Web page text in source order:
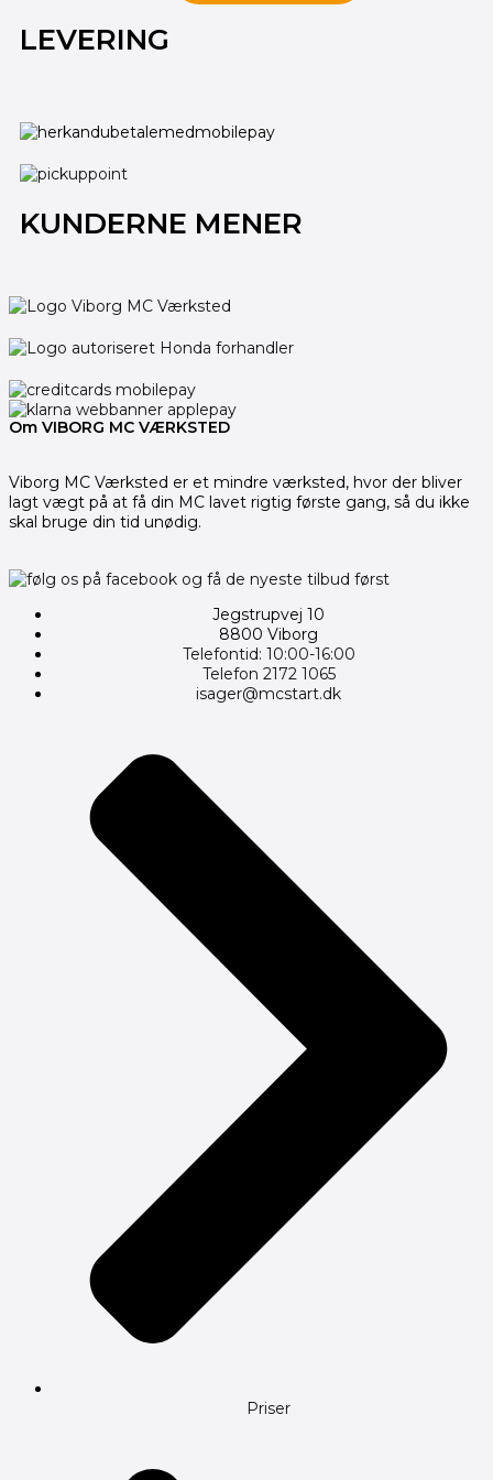
LEVERING
KUNDERNE MENER
Om VIBORG MC VÆRKSTED
Viborg MC Værksted er et mindre værksted, hvor der bliver
lagt vægt på at få din MC lavet rigtig første gang, så du ikke
skal bruge din tid unødig.
Jegstrupvej 10
8800 Viborg
Telefontid: 10:00-16:00
Telefon 2172 1065
isager@mcstart.dk
Priser